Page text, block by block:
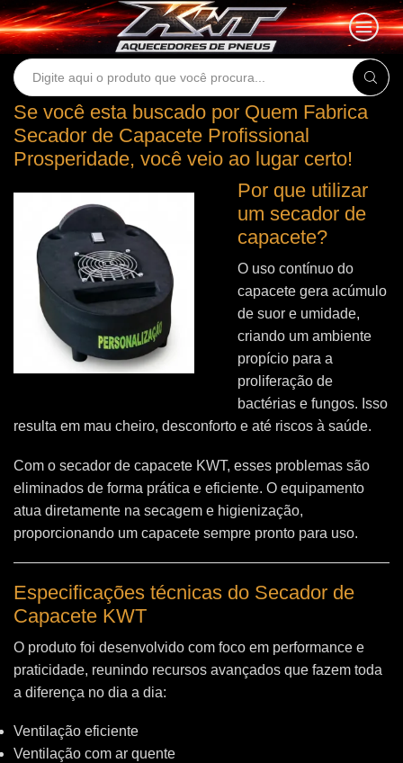
Search
Se você esta buscado por Quem Fabrica
Secador de Capacete Profissional
Prosperidade, você veio ao lugar certo!
Por que utilizar
um secador de
capacete?
O uso contínuo do
capacete gera acúmulo
de suor e umidade,
criando um ambiente
propício para a
proliferação de
bactérias e fungos. Isso
resulta em mau cheiro, desconforto e até riscos à saúde.
Com o secador de capacete KWT, esses problemas são
eliminados de forma prática e eficiente. O equipamento
atua diretamente na secagem e higienização,
proporcionando um capacete sempre pronto para uso.
Especificações técnicas do Secador de
Capacete KWT
O produto foi desenvolvido com foco em performance e
praticidade, reunindo recursos avançados que fazem toda
a diferença no dia a dia:
Ventilação eficiente
Ventilação com ar quente